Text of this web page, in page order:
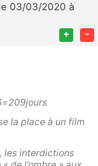
03/03/2020 à
+ -
la place à un film
les interdictions